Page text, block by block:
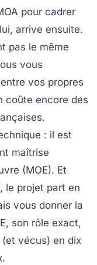
pour cadrer
arrive ensuite.
pas le même
vous
vos propres
coûte encore des
: il est
maîtrise
(MOE). Et
le projet part en
vous donner la
son rôle exact,
vécus) en dix